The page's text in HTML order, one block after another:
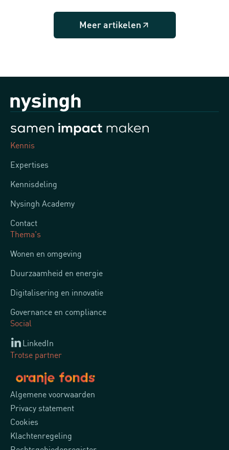
Meer artikelen
Kennis
Expertises
Kennisdeling
Nysingh Academy
Contact
Thema's
Wonen en omgeving
Duurzaamheid en energie
Digitalisering en innovatie
Governance en compliance
Social
LinkedIn
Trotse partner
Algemene voorwaarden
Privacy statement
Cookies
Klachtenregeling